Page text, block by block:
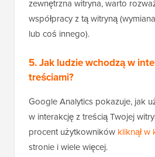
zewnętrzna witryna, warto
współpracy z tą witryną (wymiana
lub coś innego).
5. Jak ludzie wchodzą w
treściami?
Google Analytics pokazuje, jak
w interakcję z treścią Twojej
procent użytkowników kliknął w
stronie i wiele więcej.